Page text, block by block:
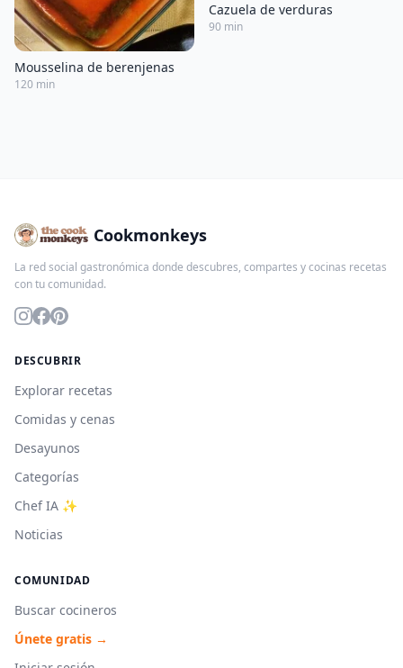
Mousselina de berenjenas
120 min
Cazuela de verduras
90 min
Cookmonkeys
La red social gastronómica donde descubres, compartes y cocinas recetas
con tu comunidad.
DESCUBRIR
Explorar recetas
Comidas y cenas
Desayunos
Categorías
Chef IA ✨
Noticias
COMUNIDAD
Buscar cocineros
Únete gratis →